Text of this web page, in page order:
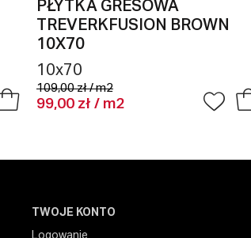
PŁYTKA GRESOWA
TREVERKFUSION BROWN
10X70
10x70
109,00 zł / m2
99,00 zł / m2
TWOJE KONTO